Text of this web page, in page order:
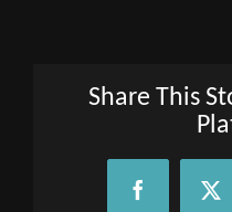
Share This
FacebookX